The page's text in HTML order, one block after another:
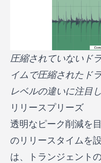
圧縮されていないド
イムで圧縮されたド
レベルの違いに注目
リリースプリーズ
透明なピーク削減を
のリリースタイムを
は、トランジェント